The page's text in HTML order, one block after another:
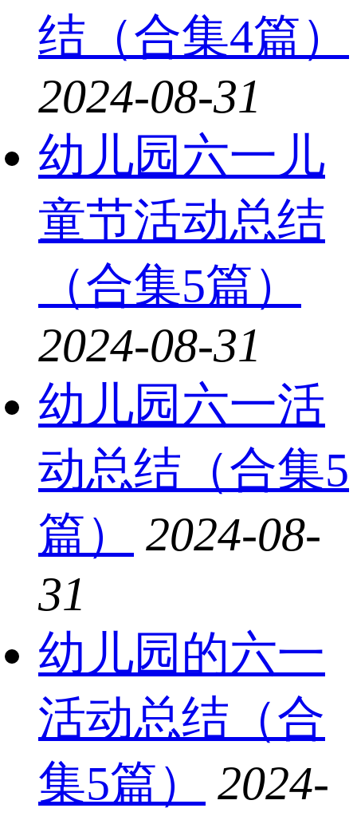
结（合集4篇）
2024-08-31
幼儿园六一儿
童节活动总结
（合集5篇）
2024-08-31
幼儿园六一活
动总结（合集5
篇）
2024-08-
31
幼儿园的六一
活动总结（合
集5篇）
2024-